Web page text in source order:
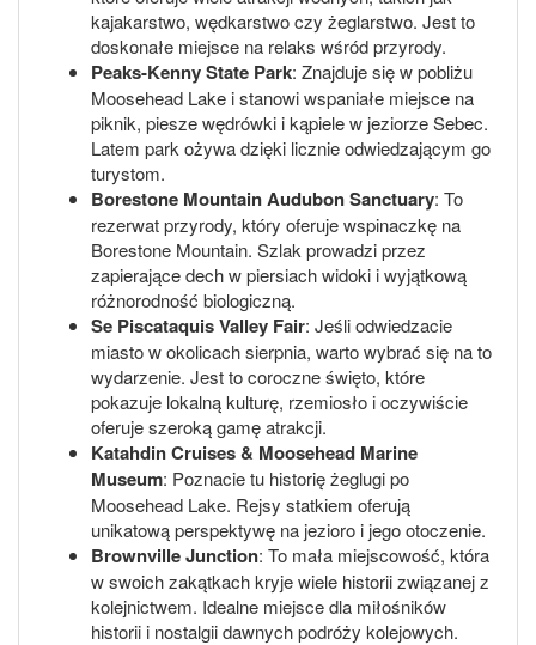
kajakarstwo, wędkarstwo czy żeglarstwo. Jest to
doskonałe miejsce na relaks wśród przyrody.
Peaks-Kenny State Park: Znajduje się w pobliżu
Moosehead Lake i stanowi wspaniałe miejsce na
piknik, piesze wędrówki i kąpiele w jeziorze Sebec.
Latem park ożywa dzięki licznie odwiedzającym go
turystom.
Borestone Mountain Audubon Sanctuary: To
rezerwat przyrody, który oferuje wspinaczkę na
Borestone Mountain. Szlak prowadzi przez
zapierające dech w piersiach widoki i wyjątkową
różnorodność biologiczną.
Se Piscataquis Valley Fair: Jeśli odwiedzacie
miasto w okolicach sierpnia, warto wybrać się na to
wydarzenie. Jest to coroczne święto, które
pokazuje lokalną kulturę, rzemiosło i oczywiście
oferuje szeroką gamę atrakcji.
Katahdin Cruises & Moosehead Marine
Museum: Poznacie tu historię żeglugi po
Moosehead Lake. Rejsy statkiem oferują
unikatową perspektywę na jezioro i jego otoczenie.
Brownville Junction: To mała miejscowość, która
w swoich zakątkach kryje wiele historii związanej z
kolejnictwem. Idealne miejsce dla miłośników
historii i nostalgii dawnych podróży kolejowych.